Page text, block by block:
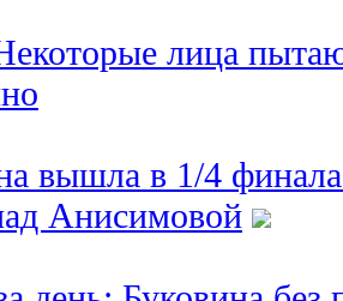
лица
вышла в 1/4
Анисимовой